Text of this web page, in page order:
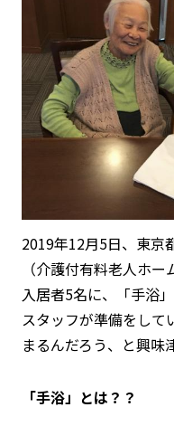
2019年12月5日、東京
（介護付有料老人ホ
入居者5名に、「手浴
スタッフが準備をして
まるんだろう、と興味
「手浴」とは？？